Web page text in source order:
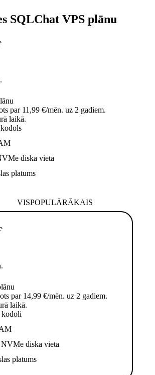
SQLChat VPS plānu
par 11,99 €/mēn. uz 2 gadiem.
laikā.
diska vieta
platums
VISPOPULĀRĀKAIS
par 14,99 €/mēn. uz 2 gadiem.
laikā.
NVMe diska vieta
platums